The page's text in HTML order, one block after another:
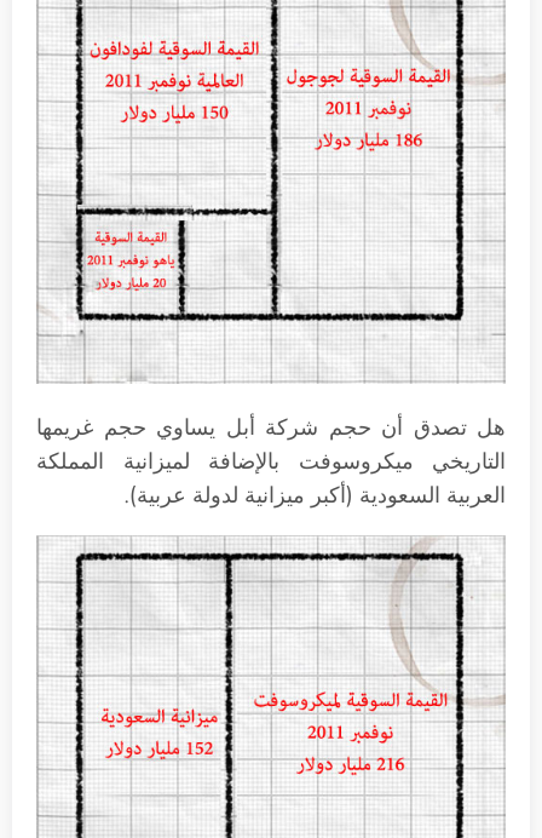
هل تصدق أن حجم شركة أبل يساوي حجم غريمها
التاريخي ميكروسوفت بالإضافة لميزانية المملكة
العربية السعودية (أكبر ميزانية لدولة عربية).